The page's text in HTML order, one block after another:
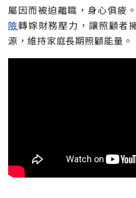
屬因而被迫離職，身心俱疲。
險轉嫁財務壓力，讓照顧者
源，維持家庭長期照顧能量。